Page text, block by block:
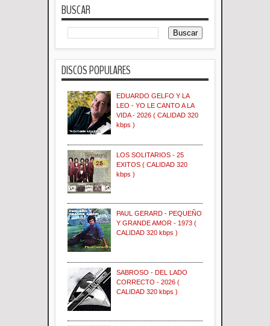
BUSCAR
DISCOS POPULARES
EDUARDO GELFO Y LA
LEO - YO LE CANTO A LA
VIDA - 2026 ( CALIDAD 320
kbps )
LOS SOLITARIOS - 25
EXITOS ( CALIDAD 320
kbps )
PAUL GERARD - PEQUEÑO
Y GRANDE AMOR - 1973 (
CALIDAD 320 kbps )
SABROSO - DEL LADO
CORRECTO - 2026 (
CALIDAD 320 kbps )